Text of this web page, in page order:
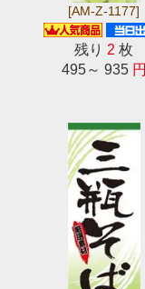
[AM-Z-1177]
残り 2 枚
495～ 935 円